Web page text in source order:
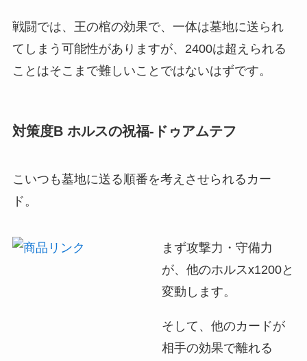
戦闘では、王の棺の効果で、一体は墓地に送られ
てしまう可能性がありますが、2400は超えられる
ことはそこまで難しいことではないはずです。
対策度B ホルスの祝福-ドゥアムテフ
こいつも墓地に送る順番を考えさせられるカー
ド。
まず攻撃力・守備力
が、他のホルスx1200と
変動します。
そして、他のカードが
相手の効果で離れる